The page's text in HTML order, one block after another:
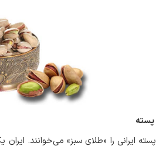
پسته
پسته ایرانی را «طلای سبز» می‌خوانند. ایران